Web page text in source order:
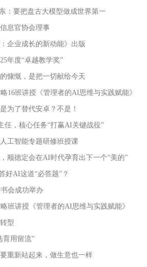
：要把盘古大模型做成世界第一
息官协会理事
企业成长的新动能》出版
年度“卓越教学奖”
慷慨，是把一切献给今天
16班讲授《管理者的AI思维与实践赋能》
为了替代安卓？不是！
任，核心任务“打赢AI关键战役”
工智能专题研修班授课
顺德定会在AI时代孕育出下一个“美的”
好AI这道“必答题”？
会成功举办
班讲授《管理者的AI思维与实践赋能》
型
育用留流”
重新站起来，做生意也一样